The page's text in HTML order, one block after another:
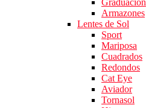
Graduación
Armazones
Lentes de Sol
Sport
Mariposa
Cuadrados
Redondos
Cat Eye
Aviador
Tornasol